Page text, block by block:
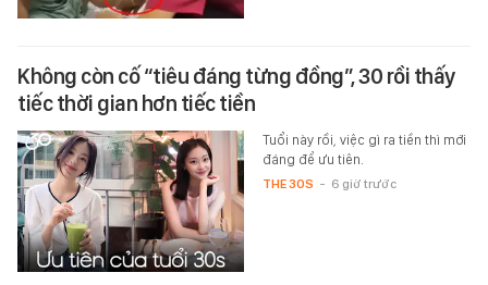
Không còn cố “tiêu đáng từng đồng”, 30 rồi thấy
tiếc thời gian hơn tiếc tiền
Tuổi này rồi, việc gì ra tiền thì mới
đáng để ưu tiên.
THE 30S - 6 giờ trước